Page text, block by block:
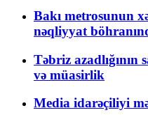
Bakı metrosunun
nəqliyyat
Təbriz azadlığının
və müasirlik
Media idarəçiliyi